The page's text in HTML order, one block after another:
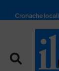
Cronache locali